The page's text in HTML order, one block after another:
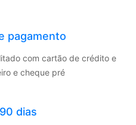
pagamento
com cartão de crédito e
e cheque pré
dias